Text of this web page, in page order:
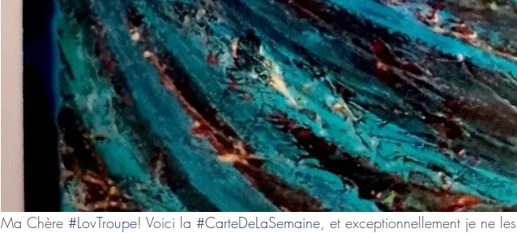
Ma Chère #LovTroupe! Voici la #CarteDeLaSemaine , et exceptionnellement je ne